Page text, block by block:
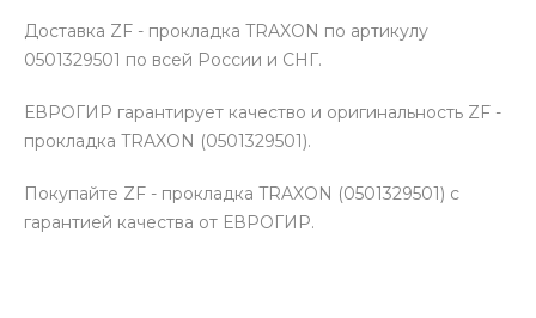
Доставка ZF - прокладка TRAXON по артикулу
0501329501 по всей России и СНГ.
ЕВРОГИР гарантирует качество и оригинальность ZF -
прокладка TRAXON (0501329501).
Покупайте ZF - прокладка TRAXON (0501329501) с
гарантией качества от ЕВРОГИР.